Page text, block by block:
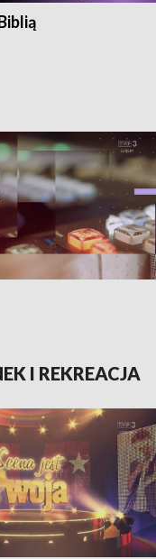
I REKREACJA